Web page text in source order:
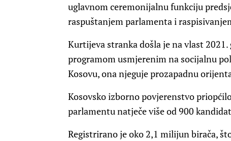
uglavnom ceremonijalnu funkciju
raspuštanjem parlamenta i
Kurtijeva stranka došla je na vlast
programom usmjerenim na socijalnu
Kosovu, ona njeguje prozapadnu
Kosovsko izborno povjerenstvo
parlamentu natječe više od 900
Registrirano je oko 2,1 milijun birača,